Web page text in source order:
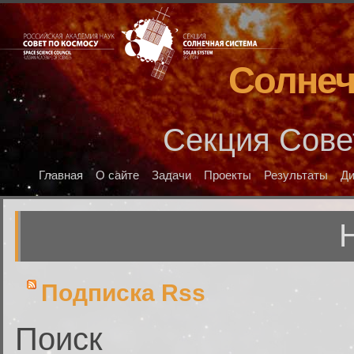
Секция
Главная О сайте Задачи Проекты Результаты
Подписка Rss
Поиск